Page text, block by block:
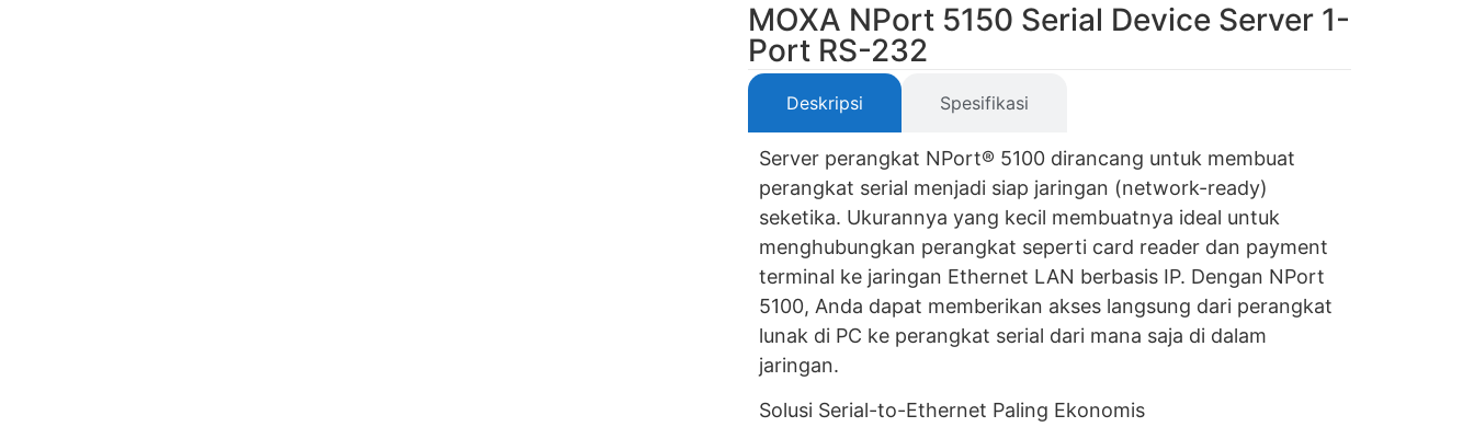
MOXA NPort 5150 Serial Device Server 1-
Port RS-232
Deskripsi Spesifikasi
Server perangkat NPort® 5100 dirancang untuk membuat
perangkat serial menjadi siap jaringan (network-ready)
seketika. Ukurannya yang kecil membuatnya ideal untuk
menghubungkan perangkat seperti card reader dan payment
terminal ke jaringan Ethernet LAN berbasis IP. Dengan NPort
5100, Anda dapat memberikan akses langsung dari perangkat
lunak di PC ke perangkat serial dari mana saja di dalam
jaringan.
Solusi Serial-to-Ethernet Paling Ekonomis